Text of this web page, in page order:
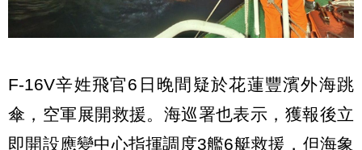
F-16V辛姓飛官6日晚間疑於花蓮豐濱外海跳
傘，空軍展開救援。海巡署也表示，獲報後立
即開設應變中心指揮調度3艦6艇救援，但海象